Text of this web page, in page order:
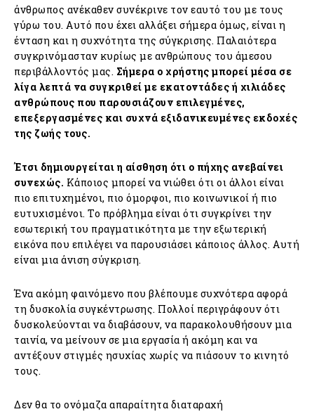
άνθρωπος ανέκαθεν συνέκρινε τον εαυτό του με τους
γύρω του. Αυτό που έχει αλλάξει σήμερα όμως, είναι η
ένταση και η συχνότητα της σύγκρισης. Παλαιότερα
συγκρινόμασταν κυρίως με ανθρώπους του άμεσου
περιβάλλοντός μας. Σήμερα ο χρήστης μπορεί μέσα σε
λίγα λεπτά να συγκριθεί με εκατοντάδες ή χιλιάδες
ανθρώπους που παρουσιάζουν επιλεγμένες,
επεξεργασμένες και συχνά εξιδανικευμένες εκδοχές
της ζωής τους.
Έτσι δημιουργείται η αίσθηση ότι ο πήχης ανεβαίνει
συνεχώς. Κάποιος μπορεί να νιώθει ότι οι άλλοι είναι
πιο επιτυχημένοι, πιο όμορφοι, πιο κοινωνικοί ή πιο
ευτυχισμένοι. Το πρόβλημα είναι ότι συγκρίνει την
εσωτερική του πραγματικότητα με την εξωτερική
εικόνα που επιλέγει να παρουσιάσει κάποιος άλλος. Αυτή
είναι μια άνιση σύγκριση.
Ένα ακόμη φαινόμενο που βλέπουμε συχνότερα αφορά
τη δυσκολία συγκέντρωσης. Πολλοί περιγράφουν ότι
δυσκολεύονται να διαβάσουν, να παρακολουθήσουν μια
ταινία, να μείνουν σε μια εργασία ή ακόμη και να
αντέξουν στιγμές ησυχίας χωρίς να πιάσουν το κινητό
τους.
Δεν θα το ονόμαζα απαραίτητα διαταραχή